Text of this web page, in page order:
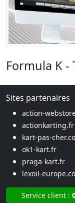
Formula K -
Sites partenaires
action-
actionkarting.fr
kart-pas-
ok1-kart.fr
praga-kart.fr
lexoil-
Service client :